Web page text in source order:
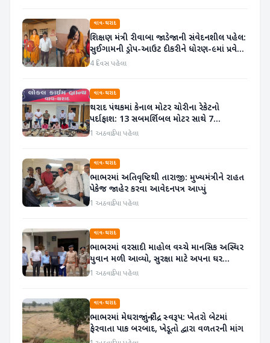
વાવ-થરાદ
શિક્ષણ મંત્રી રીવાબા જાડેજાની સંવેદનશીલ પહેલ:
સુઈગામની ડ્રોપ-આઉટ દીકરીને ધોરણ-૯માં પ્રવેશ
અપાવ્યો
4 દિવસ પહેલા
વાવ-થરાદ
થરાદ પંથકમાં કેનાલ મોટર ચોરીના રેકેટનો
પર્દાફાશ: 13 સબમર્શિબલ મોટર સાથે 7
આરોપીઓ ઝડપાયા
1 અઠવાડિયા પહેલા
વાવ-થરાદ
ભાભરમાં અતિવૃષ્ટિથી તારાજી: મુખ્યમંત્રીને રાહત
પેકેજ જાહેર કરવા આવેદનપત્ર આપ્યું
1 અઠવાડિયા પહેલા
વાવ-થરાદ
ભાભરમાં વરસાદી માહોલ વચ્ચે માનસિક અસ્થિર
યુવાન મળી આવ્યો, સુરક્ષા માટે અપના ઘર
આશ્રમમાં ખસેડાયો
1 અઠવાડિયા પહેલા
વાવ-થરાદ
ભાભરમાં મેઘરાજાનું રૌદ્ર સ્વરૂપ: ખેતરો બેટમાં
ફેરવાતા પાક બરબાદ, ખેડૂતો દ્વારા વળતરની માંગ